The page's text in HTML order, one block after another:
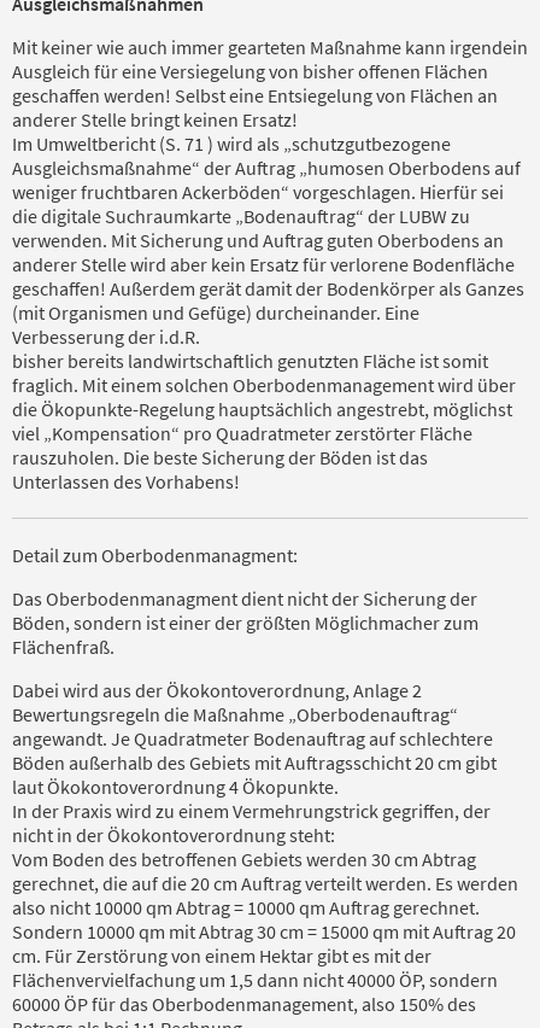
Mit keiner wie auch immer gearteten Maßnahme kann irgendein
Ausgleich für eine Versiegelung von bisher offenen Flächen
geschaffen werden! Selbst eine Entsiegelung von Flächen an
anderer Stelle bringt keinen Ersatz!
Im Umweltbericht (S. 71 ) wird als „schutzgutbezogene
Ausgleichsmaßnahme“ der Auftrag „humosen Oberbodens auf
weniger fruchtbaren Ackerböden“ vorgeschlagen. Hierfür sei
die digitale Suchraumkarte „Bodenauftrag“ der LUBW zu
verwenden. Mit Sicherung und Auftrag guten Oberbodens an
anderer Stelle wird aber kein Ersatz für verlorene Bodenfläche
geschaffen! Außerdem gerät damit der Bodenkörper als Ganzes
(mit Organismen und Gefüge) durcheinander. Eine
Verbesserung der i.d.R.
bisher bereits landwirtschaftlich genutzten Fläche ist somit
fraglich. Mit einem solchen Oberbodenmanagement wird über
die Ökopunkte-Regelung hauptsächlich angestrebt, möglichst
viel „Kompensation“ pro Quadratmeter zerstörter Fläche
rauszuholen. Die beste Sicherung der Böden ist das
Unterlassen des Vorhabens!
Detail zum Oberbodenmanagment:
Das Oberbodenmanagment dient nicht der Sicherung der
Böden, sondern ist einer der größten Möglichmacher zum
Flächenfraß.
Dabei wird aus der Ökokontoverordnung, Anlage 2
Bewertungsregeln die Maßnahme „Oberbodenauftrag“
angewandt. Je Quadratmeter Bodenauftrag auf schlechtere
Böden außerhalb des Gebiets mit Auftragsschicht 20 cm gibt
laut Ökokontoverordnung 4 Ökopunkte.
In der Praxis wird zu einem Vermehrungstrick gegriffen, der
nicht in der Ökokontoverordnung steht:
Vom Boden des betroffenen Gebiets werden 30 cm Abtrag
gerechnet, die auf die 20 cm Auftrag verteilt werden. Es werden
also nicht 10000 qm Abtrag = 10000 qm Auftrag gerechnet.
Sondern 10000 qm mit Abtrag 30 cm = 15000 qm mit Auftrag 20
cm. Für Zerstörung von einem Hektar gibt es mit der
Flächenvervielfachung um 1,5 dann nicht 40000 ÖP, sondern
60000 ÖP für das Oberbodenmanagement, also 150% des